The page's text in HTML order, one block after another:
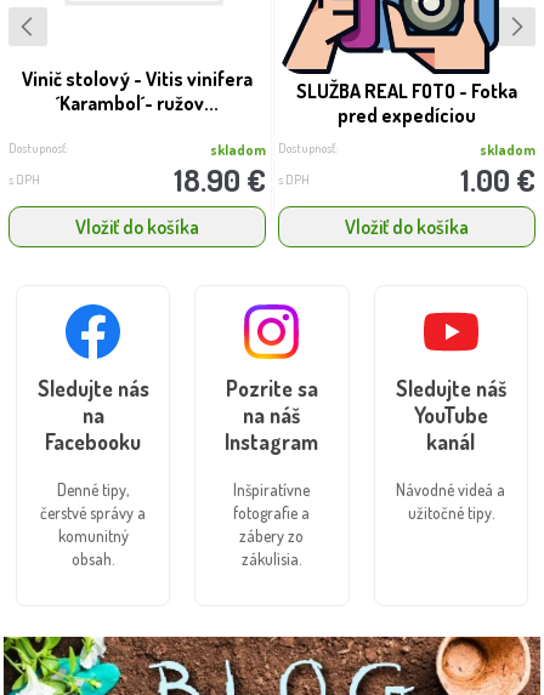
Vinič stolový - Vitis vinifera
´Karambol´- ružov...
Dostupnosť: skladom
s DPH 18.90 €
Vložiť do košíka
SLUŽBA REAL FOTO - Fotka
pred expedíciou
Dostupnosť: skladom
s DPH 1.00 €
Vložiť do košíka
Sledujte nás
na
Facebooku
Denné tipy,
čerstvé správy a
komunitný
obsah.
Pozrite sa
na náš
Instagram
Inšpiratívne
fotografie a
zábery zo
zákulisia.
Sledujte náš
YouTube
kanál
Návodné videá a
užitočné tipy.